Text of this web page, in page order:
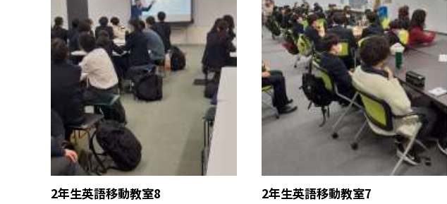
2年生英語移動教室8 2年生英語移動教室7